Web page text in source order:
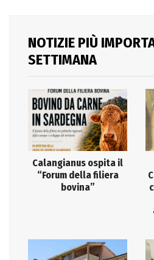
NOTIZIE PIÙ
SETTIMANA
Calangianus ospita il
“Forum della filiera
bovina”